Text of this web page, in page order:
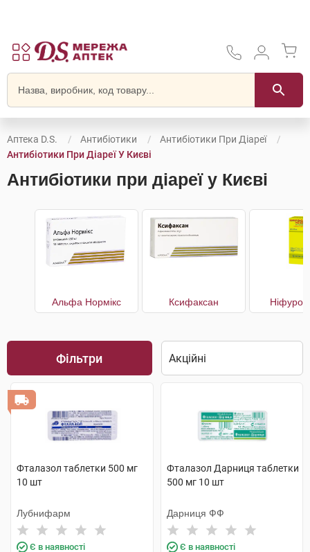
Аптека D.S. Антибіотики
Антибіотики При Діареї
Антибіотики При Діареї У Києві
Антибіотики при діареї у Києві
Альфа Нормікс Ксифаксан
Фільтри
Фталазол таблетки 500 мг
10 шт
Лубнифарм
Є в наявності
Фталазол Дарниця таблетки
500 мг 10 шт
Дарниця ФФ
Є в наявності